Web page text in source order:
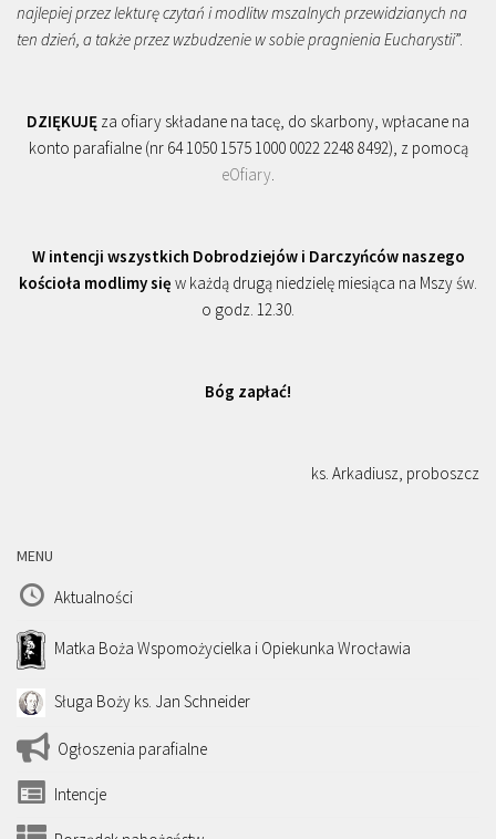
najlepiej przez lekturę czytań i modlitw mszalnych przewidzianych na
ten dzień, a także przez wzbudzenie w sobie pragnienia Eucharystii”.
DZIĘKUJĘ za ofiary składane na tacę, do skarbony, wpłacane na
konto parafialne (nr 64 1050 1575 1000 0022 2248 8492), z pomocą
eOfiary
W intencji wszystkich Dobrodziejów i Darczyńców naszego
kościoła modlimy się w każdą drugą niedzielę miesiąca na Mszy św.
o godz. 12.30.
Bóg zapłać!
ks. Arkadiusz, proboszcz
MENU
Aktualności
Matka Boża Wspomożycielka i Opiekunka Wrocławia
Sługa Boży ks. Jan Schneider
Ogłoszenia parafialne
Intencje